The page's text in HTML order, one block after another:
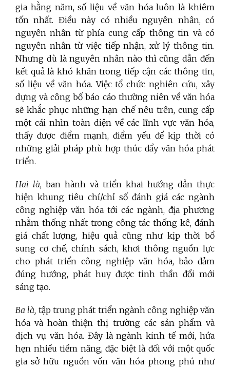
gia hằng năm, số liệu về văn hóa luôn là khiêm
tốn nhất. Điều này có nhiều nguyên nhân, có
nguyên nhân từ phía cung cấp thông tin và có
nguyên nhân từ việc tiếp nhận, xử lý thông tin.
Nhưng dù là nguyên nhân nào thì cũng dẫn đến
kết quả là khó khăn trong tiếp cận các thông tin,
số liệu về văn hóa. Việc tổ chức nghiên cứu, xây
dựng và công bố báo cáo thường niên về văn hóa
sẽ khắc phục những hạn chế nêu trên, cung cấp
một cái nhìn toàn diện về các lĩnh vực văn hóa,
thấy được điểm mạnh, điểm yếu để kịp thời có
những giải pháp phù hợp thúc đẩy văn hóa phát
triển.
Hai là, ban hành và triển khai hướng dẫn thực
hiện khung tiêu chí/chỉ số đánh giá các ngành
công nghiệp văn hóa tới các ngành, địa phương
nhằm thống nhất trong công tác thống kê, đánh
giá chất lượng, hiệu quả cũng như kịp thời bổ
sung cơ chế, chính sách, khơi thông nguồn lực
cho phát triển công nghiệp văn hóa, bảo đảm
đúng hướng, phát huy được tinh thần đổi mới
sáng tạo.
Ba là, tập trung phát triển ngành công nghiệp văn
hóa và hoàn thiện thị trường các sản phẩm và
dịch vụ văn hóa. Đây là ngành kinh tế mới, hứa
hẹn nhiều tiềm năng, đặc biệt là đối với một quốc
gia sở hữu nguồn vốn văn hóa phong phú như